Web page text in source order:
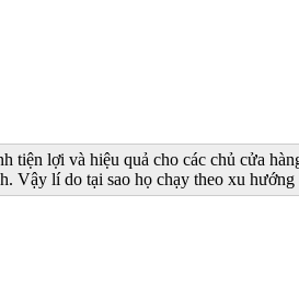
tiện lợi và hiệu quả cho các chủ cửa
Vậy lí do tại sao họ chạy theo xu